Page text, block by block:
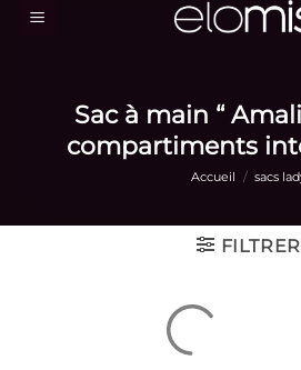
Passer
Sac à main “
compartiments
Accueil / sacs
FILTRER